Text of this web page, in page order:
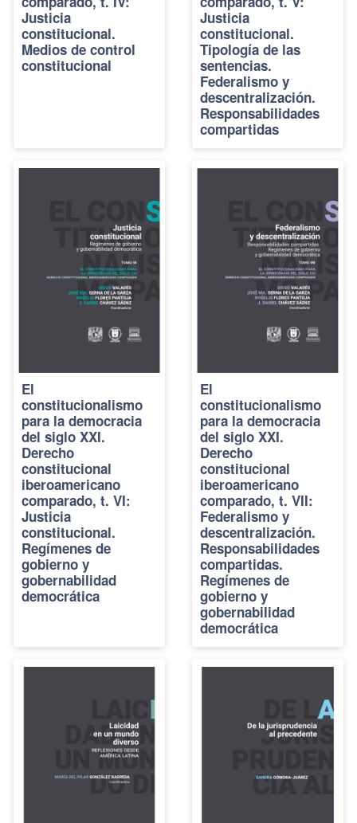
Justicia
constitucional.
Medios de control
constitucional
Justicia
constitucional.
Tipología de las
sentencias.
Federalismo y
descentralización.
Responsabilidades
compartidas
El
constitucionalismo
para la democracia
del siglo XXI.
Derecho
constitucional
iberoamericano
comparado, t. VI:
Justicia
constitucional.
Regímenes de
gobierno y
gobernabilidad
democrática
El
constitucionalismo
para la democracia
del siglo XXI.
Derecho
constitucional
iberoamericano
comparado, t. VII:
Federalismo y
descentralización.
Responsabilidades
compartidas.
Regímenes de
gobierno y
gobernabilidad
democrática